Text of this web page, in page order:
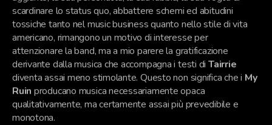
scardinare lo status quo, abbattere schemi ed abitudini
tossiche tanto nel music business quanto nello stile di vita
americano, rimangono un motivo di interesse per
attenzionare la band, ma a mio parere la gratificazione
derivante dalla musica che accompagna i testi di Tairrie
diventa assai meno stimolante. Questo non significa che i My
Ruin producano musica necessariamente opaca
qualitativamente, ma certamente assai più prevedibile e
monotona.